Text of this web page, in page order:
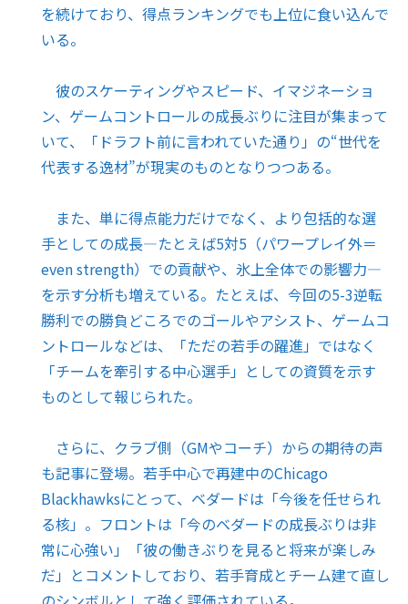
を続けており、得点ランキングでも上位に食い込んで
いる。
彼のスケーティングやスピード、イマジネーショ
ン、ゲームコントロールの成長ぶりに注目が集まって
いて、「ドラフト前に言われていた通り」の“世代を
代表する逸材”が現実のものとなりつつある。
また、単に得点能力だけでなく、より包括的な選
手としての成長—たとえば5対5（パワープレイ外＝
even strength）での貢献や、氷上全体での影響力—
を示す分析も増えている。たとえば、今回の5-3逆転
勝利での勝負どころでのゴールやアシスト、ゲームコ
ントロールなどは、「ただの若手の躍進」ではなく
「チームを牽引する中心選手」としての資質を示す
ものとして報じられた。
さらに、クラブ側（GMやコーチ）からの期待の声
も記事に登場。若手中心で再建中のChicago
Blackhawksにとって、ベダードは「今後を任せられ
る核」。フロントは「今のベダードの成長ぶりは非
常に心強い」「彼の働きぶりを見ると将来が楽しみ
だ」とコメントしており、若手育成とチーム建て直し